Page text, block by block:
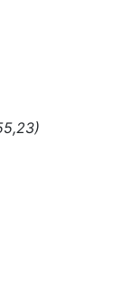
)